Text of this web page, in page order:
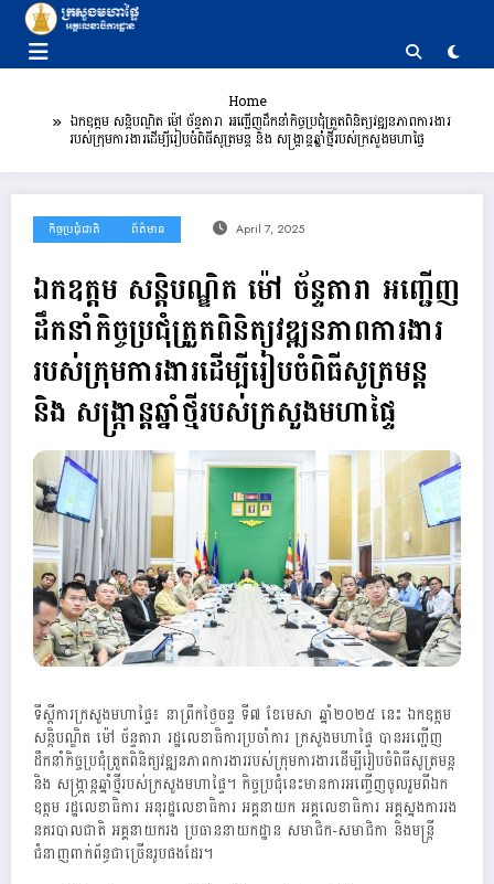
content
Home
ឯកឧត្តម សន្តិបណ្ឌិត ម៉ៅ ច័ន្ទតារា អញ្ជើញដឹកនាំកិច្ចប្រជុំត្រួតពិនិត្យវឌ្ឍនភាពការងារ
របស់ក្រុមការងារដើម្បីរៀបចំពិធីសូត្រមន្ត និង សង្ក្រាន្តឆ្នាំថ្មីរបស់ក្រសួងមហាផ្ទៃ
កិច្ចប្រជុំជាតិ ព័ត៌មាន April 7, 2025
ឯកឧត្តម សន្តិបណ្ឌិត ម៉ៅ ច័ន្ទតារា អញ្ជើញ
ដឹកនាំកិច្ចប្រជុំត្រួតពិនិត្យវឌ្ឍនភាពការងារ
របស់ក្រុមការងារដើម្បីរៀបចំពិធីសូត្រមន្ត
និង សង្ក្រាន្តឆ្នាំថ្មីរបស់ក្រសួងមហាផ្ទៃ
ទីស្ដីការក្រសួងមហាផ្ទៃ៖ នាព្រឹកថ្ងៃចន្ទ ទី៧ ខែមេសា ឆ្នាំ២០២៥ នេះ ឯកឧត្តម
សន្តិបណ្ឌិត ម៉ៅ ច័ន្ទតារា រដ្ឋលេខាធិការប្រចាំការ ក្រសួងមហាផ្ទៃ បានអញ្ជើញ
ដឹកនាំកិច្ចប្រជុំត្រួតពិនិត្យវឌ្ឍនភាពការងាររបស់ក្រុមការងារដើម្បីរៀបចំពិធីសូត្រមន្ត
និង សង្ក្រាន្តឆ្នាំថ្មីរបស់ក្រសួងមហាផ្ទៃ។ កិច្ចប្រជុំនេះមានការអញ្ចេីញចូលរួមពីឯក
ឧត្តម រដ្ឋលេខាធិការ អនុរដ្ឋលេខាធិការ អគ្គនាយក អគ្គលេខាធិការ អគ្គស្នងការរង
នគរបាលជាតិ អគ្គនាយករង ប្រធាននាយកដ្ឋាន សមាជិក-សមាជិកា និងមន្រ្តី
ជំនាញពាក់ព័ន្ធជាច្រើនរូបផងដែរ។